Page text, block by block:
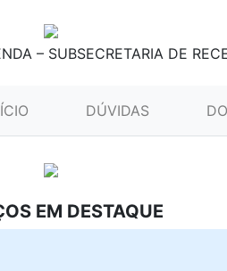
– SUBSECRETARIA DE
(CURRENT)DÚVIDAS
EM DESTAQUE